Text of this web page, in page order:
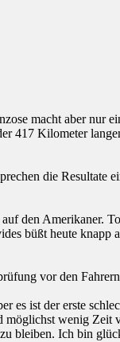
macht aber nur
417 Kilometer
die Resultate
den Amerikaner.
büßt heute knapp
vor den
es ist der erste
möglichst wenig
bleiben. Ich bin